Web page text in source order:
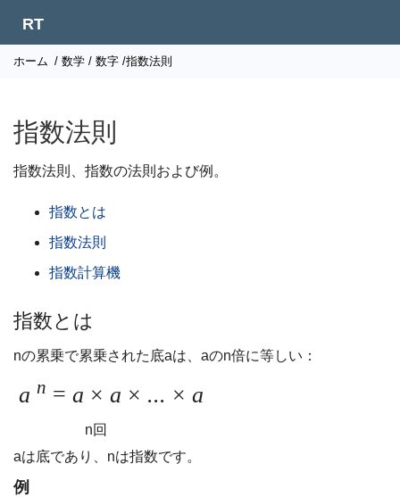
RT
ホーム / 数学 / 数字 /指数法則
指数法則
指数法則、指数の法則および例。
指数とは
指数法則
指数計算機
指数とは
nの累乗で累乗された底aは、aのn倍に等しい：
a n = a × a × ... × a
n回
aは底であり、nは指数です。
例